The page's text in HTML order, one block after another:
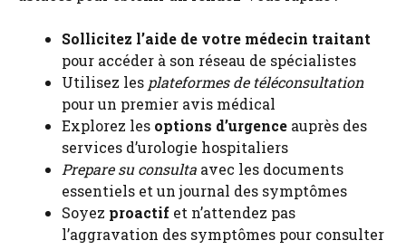
Sollicitez l’aide de votre médecin traitant
pour accéder à son réseau de spécialistes
Utilisez les plateformes de téléconsultation
pour un premier avis médical
Explorez les options d’urgence auprès des
services d’urologie hospitaliers
Prepare su consulta avec les documents
essentiels et un journal des symptômes
Soyez proactif et n’attendez pas
l’aggravation des symptômes pour consulter